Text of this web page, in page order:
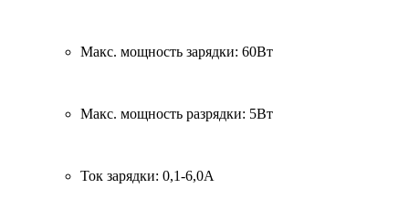
Макс. мощность зарядки: 60Вт
Макс. мощность разрядки: 5Вт
Ток зарядки: 0,1-6,0А